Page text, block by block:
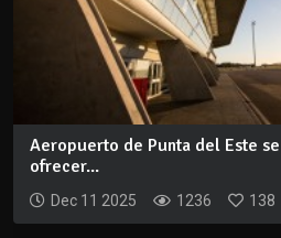
Aeropuerto de Punta del Este
ofrecer...
Dec 11 2025 1236 138